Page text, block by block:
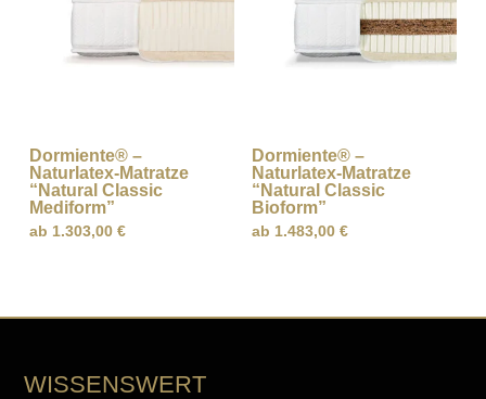
Dormiente® –
Naturlatex-Matratze
“Natural Classic
Mediform”
ab 1.303,00€
Dormiente® –
Naturlatex-Matratze
“Natural Classic
Bioform”
ab 1.483,00 €
WISSENSWERT